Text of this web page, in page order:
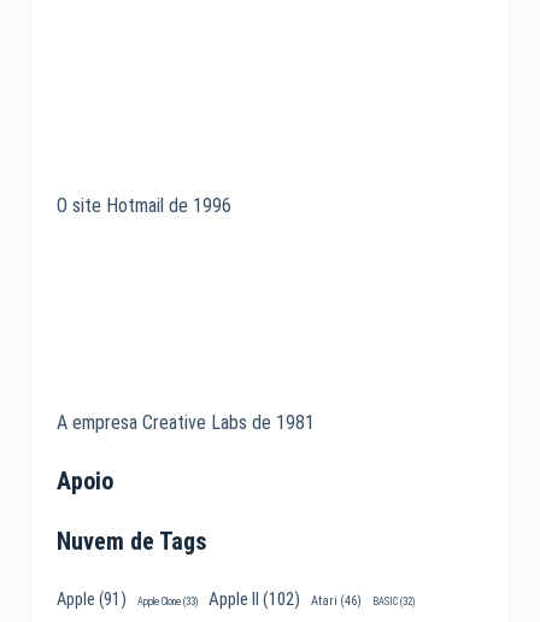
O site Hotmail de 1996
A empresa Creative Labs de 1981
Apoio
Nuvem de Tags
Apple (91) Apple Clone(33) Apple II (102) Atari (46) BASIC(32)